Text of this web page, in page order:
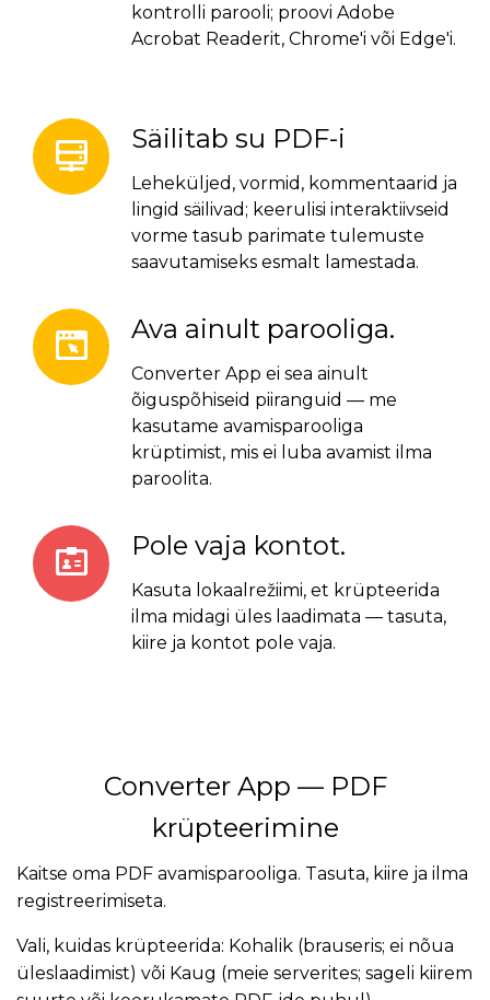
kontrolli parooli; proovi Adobe
Acrobat Readerit, Chrome'i või Edge'i.
Säilitab su PDF-i
Leheküljed, vormid, kommentaarid ja
lingid säilivad; keerulisi interaktiivseid
vorme tasub parimate tulemuste
saavutamiseks esmalt lamestada.
Ava ainult parooliga.
Converter App ei sea ainult
õiguspõhiseid piiranguid — me
kasutame avamisparooliga
krüptimist, mis ei luba avamist ilma
paroolita.
Pole vaja kontot.
Kasuta lokaalrežiimi, et krüpteerida
ilma midagi üles laadimata — tasuta,
kiire ja kontot pole vaja.
Converter App — PDF
krüpteerimine
Kaitse oma PDF avamisparooliga. Tasuta, kiire ja ilma
registreerimiseta.
Vali, kuidas krüpteerida: Kohalik (brauseris; ei nõua
üleslaadimist) või Kaug (meie serverites; sageli kiirem